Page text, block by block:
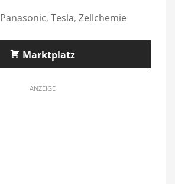
Panasonic, Tesla, Zellchemie
Marktplatz
ANZEIGE